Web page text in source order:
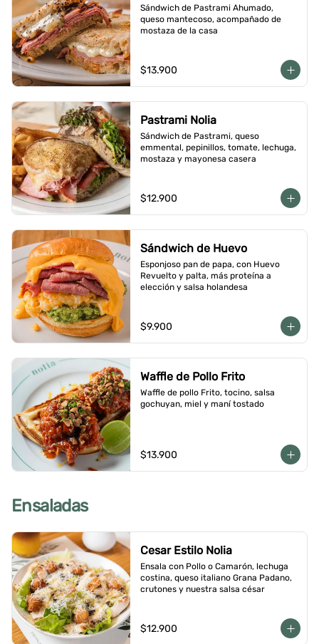
Sándwich de Pastrami Ahumado,
queso mantecoso, acompañado de
mostaza de la casa
$13.900
Pastrami Nolia
Sándwich de Pastrami, queso
emmental, pepinillos, tomate, lechuga,
mostaza y mayonesa casera
$12.900
Sándwich de Huevo
Esponjoso pan de papa, con Huevo
Revuelto y palta, más proteína a
elección y salsa holandesa
$9.900
Waffle de Pollo Frito
Waffle de pollo Frito, tocino, salsa
gochuyan, miel y maní tostado
$13.900
Ensaladas
Cesar Estilo Nolia
Ensala con Pollo o Camarón, lechuga
costina, queso italiano Grana Padano,
crutones y nuestra salsa césar
$12.900